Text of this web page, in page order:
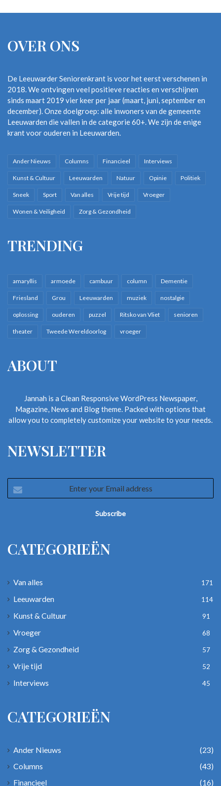
OVER ONS
De Leeuwarder Seniorenkrant is voor het eerst verschenen in
2018. We ontvingen veel positieve reacties en verschijnen
sinds maart 2019 vier keer per jaar (maart, juni, september en
december). Onze doelgroep: alle inwoners van de gemeente
Leeuwarden die vallen in de categorie 60+. We zijn de enige
krant voor ouderen in Leeuwarden.
Ander Nieuws Columns Financieel Interviews
Kunst & Cultuur Leeuwarden Natuur Opinie Politiek
Sneek Sport Van alles Vrije tijd Vroeger
Wonen & Veiligheid Zorg & Gezondheid
TRENDING
amaryllis armoede cambuur column Dementie
Friesland Grou Leeuwarden muziek nostalgie
oplossing ouderen puzzel Ritsko van Vliet senioren
theater Tweede Wereldoorlog vroeger
ABOUT
Jannah is a Clean Responsive WordPress Newspaper,
Magazine, News and Blog theme. Packed with options that
allow you to completely customize your website to your needs.
NEWSLETTER
your
CATEGORIEËN
Van alles 171
Leeuwarden 114
Kunst & Cultuur 91
Vroeger 68
Zorg & Gezondheid 57
Vrije tijd 52
Interviews 45
CATEGORIEËN
Ander Nieuws
(23)
Columns
(43)
Financieel
(16)